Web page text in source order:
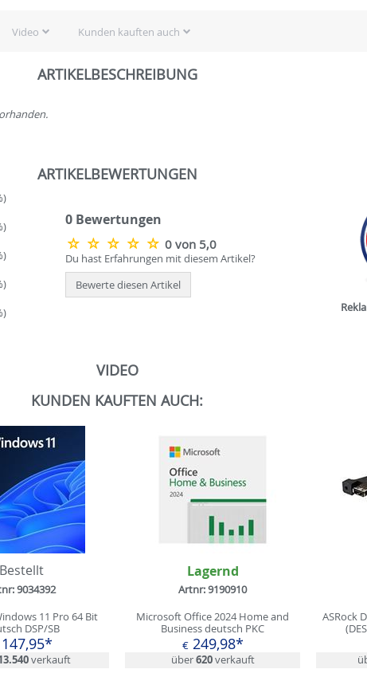
Video Kunden kauften auch
ARTIKELBESCHREIBUNG
ARTIKELBEWERTUNGEN
0 Bewertungen
0 von 5,0
Du hast Erfahrungen mit diesem Artikel?
Bewerte diesen Artikel
VIDEO
KUNDEN KAUFTEN AUCH:
Bestellt
9034392
11 Pro 64 Bit
DSP/SB
verkauft
Lagernd
Artnr: 9190910
Microsoft Office 2024 Home and
Business deutsch PKC
€249,98*
über620verkauft
ASRock